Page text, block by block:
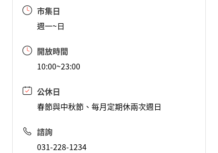
市集日
週一~日
開放時間
10:00~23:00
公休日
春節與中秋節、每月定期休兩次週日
諮詢
031-228-1234